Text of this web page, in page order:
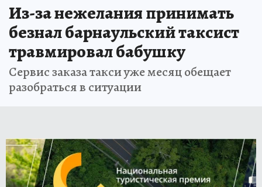
Из-за нежелания принимать
безнал барнаульский таксист
травмировал бабушку
Сервис заказа такси уже месяц обещает
разобраться в ситуации